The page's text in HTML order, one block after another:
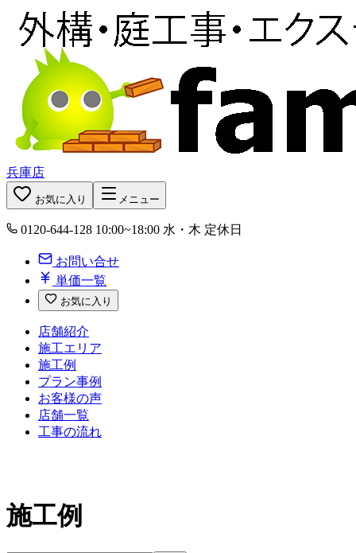
兵庫店
お気に入り メニュー
0120-644-128 10:00~18:00 水・木 定休日
お問い合せ
単価一覧
お気に入り
店舗紹介
施工エリア
施工例
プラン事例
お客様の声
店舗一覧
工事の流れ
施工例